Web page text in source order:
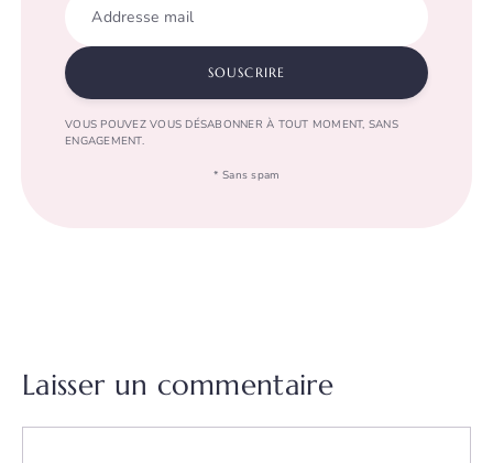
Addresse mail
SOUSCRIRE
VOUS POUVEZ VOUS DÉSABONNER À TOUT MOMENT, SANS
ENGAGEMENT.
* Sans spam
Laisser un commentaire